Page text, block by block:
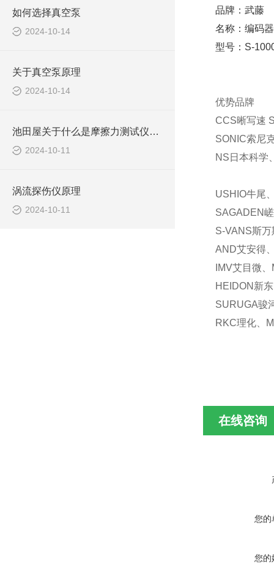
如何选择真空泵
2024-10-14
关于真空泵原理
2024-10-14
池田屋关于什么是摩擦力测试仪及应用？
2024-10-11
涡流探伤仪原理
2024-10-11
品牌：武藤
名称：编码器
型号：S-
优势品牌
CCS晰写速
SONIC索尼
NS日本科学
USHIO牛尾
SAGADEN
S-VANS斯
AND艾安得
IMV艾目微
HEIDON新
SURUGA骏
RKC理化、
在线咨询
您的
您的